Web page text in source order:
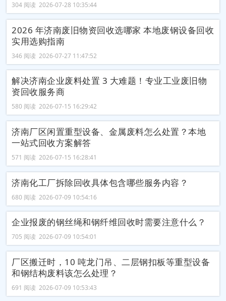
304 阅读 2026-07-28 10:35:44
2026 年济南废旧物资回收选哪家 本地废钢设备回收
实用选购指南
346 阅读 2026-07-27 11:47:52
解决济南企业废料处置 3 大难题！专业工业废旧物
资回收服务商
580 阅读 2026-07-15 16:29:42
济南厂区闲置重型设备、金属废料怎么处置？本地
一站式回收方案解答
571 阅读 2026-07-15 16:28:41
济南化工厂拆除回收具体包含哪些服务内容？
680 阅读 2026-07-09 10:54:16
企业报废的钢丝绳和钢纤维回收时需要注意什么？
705 阅读 2026-07-09 10:54:01
厂区搬迁时，10 吨龙门吊、二层钢扣板等重型设备
和钢结构废料该怎么处理？
691 阅读 2026-07-09 10:53:43